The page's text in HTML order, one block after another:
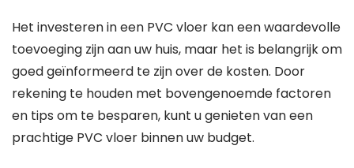
Het investeren in een PVC vloer kan een waardevolle
toevoeging zijn aan uw huis, maar het is belangrijk om
goed geïnformeerd te zijn over de kosten. Door
rekening te houden met bovengenoemde factoren
en tips om te besparen, kunt u genieten van een
prachtige PVC vloer binnen uw budget.